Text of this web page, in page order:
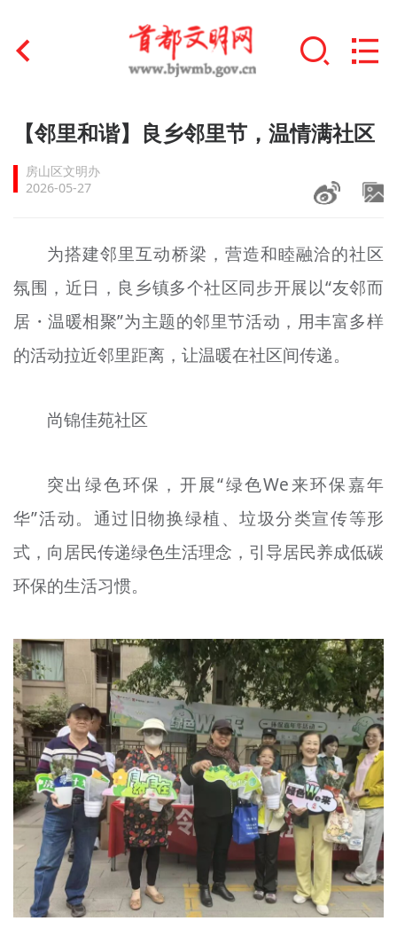
首页
文明创建
文明培育
+
未成年人思想道德建设
榜样人物
+
文明评论
专题
资料库
【邻里和谐】良乡邻里节，温情满社区
房山区文明办
2026-05-27
为搭建邻里互动桥梁，营造和睦融洽的社区
氛围，近日，良乡镇多个社区同步开展以“友邻而
居・温暖相聚”为主题的邻里节活动，用丰富多样
的活动拉近邻里距离，让温暖在社区间传递。
尚锦佳苑社区
突出绿色环保，开展“绿色We来环保嘉年
华”活动。通过旧物换绿植、垃圾分类宣传等形
式，向居民传递绿色生活理念，引导居民养成低碳
环保的生活习惯。